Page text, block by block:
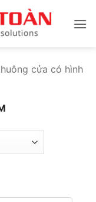
cửa có hình